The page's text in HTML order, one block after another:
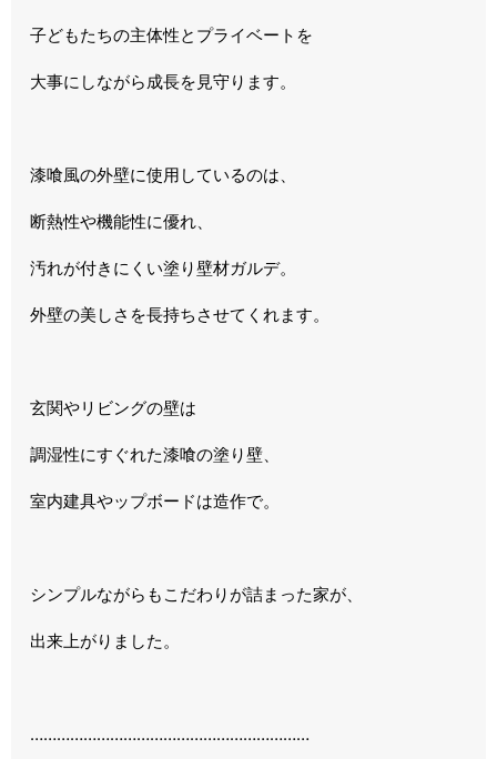
子どもたちの主体性とプライベートを
大事にしながら成長を見守ります。
漆喰風の外壁に使用しているのは、
断熱性や機能性に優れ、
汚れが付きにくい塗り壁材ガルデ。
外壁の美しさを長持ちさせてくれます。
玄関やリビングの壁は
調湿性にすぐれた漆喰の塗り壁、
室内建具やップボードは造作で。
シンプルながらもこだわりが詰まった家が、
出来上がりました。
………………………………………………………